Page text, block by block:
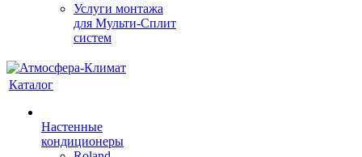
Услуги монтажа
для Мульти-Сплит
систем
Каталог
Настенные
кондиционеры